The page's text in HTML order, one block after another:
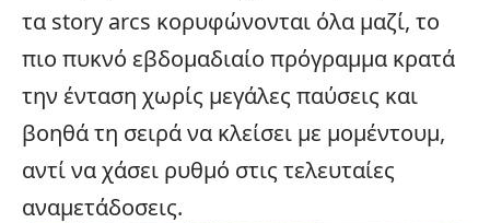
τα story arcs κορυφώνονται όλα μαζί, το
πιο πυκνό εβδομαδιαίο πρόγραμμα κρατά
την ένταση χωρίς μεγάλες παύσεις και
βοηθά τη σειρά να κλείσει με μομέντουμ,
αντί να χάσει ρυθμό στις τελευταίες
αναμετάδοσεις.